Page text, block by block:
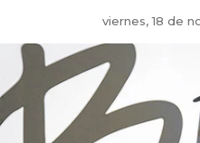
viernes, 18 de